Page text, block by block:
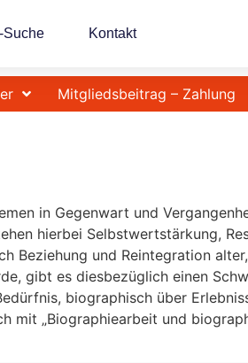
Suche Kontakt
Mitgliedsbeitrag – Zahlung
in Gegenwart und
hierbei Selbstwertstärkung,
Beziehung und Reintegration
gibt es diesbezüglich einen
biographisch über
mit „Biographiearbeit und